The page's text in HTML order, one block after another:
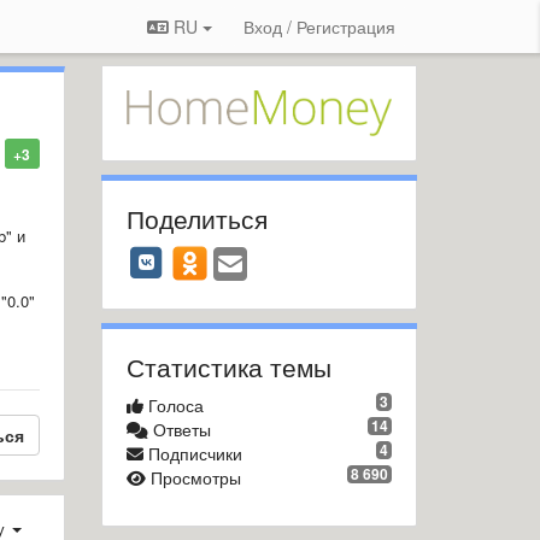
RU Вход / Регистрация
+3
и Поделиться
Статистика темы
3
Голоса
14
Ответы
4
Подписчики
8 690
Просмотры